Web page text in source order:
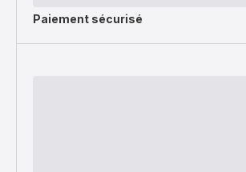
Paiement sécurisé